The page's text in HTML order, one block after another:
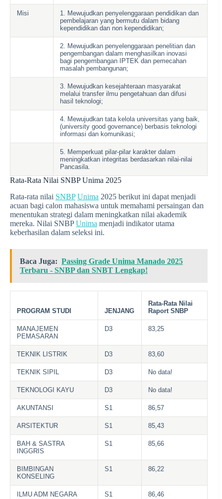
Misi
1. Mewujudkan penyelenggaraan pendidikan dan
pembelajaran yang bermutu dalam bidang
kependidikan dan non kependidikan;
2. Mewujudkan penyelenggaraan penelitian dan
pengembangan dalam menghasilkan inovasi
bagi pengembangan IPTEK dan pemecahan
masalah pembangunan;
3. Mewujudkan kesejahteraan masyarakat
melalui transfer ilmu pengetahuan dan difusi
hasil teknologi;
4. Mewujudkan tata kelola universitas yang baik,
(university good governance) berbasis teknologi
informasi dan komunikasi;
5. Memperkuat pilar-pilar karakter dalam
meningkatkan integritas berdasarkan nilai-nilai
Pancasila.
Rata-Rata Nilai SNBP Unima 2025
Rata-rata nilai SNBP Unima 2025 berikut ini dapat menjadi
acuan bagi calon mahasiswa untuk memahami persaingan dan
menentukan strategi dalam meningkatkan nilai akademik
mereka. Nilai SNBPUnima menjadi indikator utama
keberhasilan dalam seleksi ini.
Baca Juga: Passing Grade Unima Manado 2025
Terbaru - SNBP dan SNBT Lengkap!
PROGRAM STUDI JENJANG
Rata-Rata Nilai
Raport SNBP
MANAJEMEN
PEMASARAN
D3 83,25
TEKNIK LISTRIK D3 83,60
TEKNIK SIPIL D3 No data!
TEKNOLOGI KAYU D3 No data!
AKUNTANSI S1 86,57
ARSITEKTUR S1 85,43
BAH & SASTRA
INGGRIS
S1 85,66
BIMBINGAN
KONSELING
S1 86,22
ILMU ADM NEGARA S1 86,46